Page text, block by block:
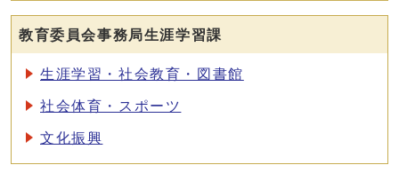
教育委員会事務局生涯学習課
生涯学習・社会教育・図書館
社会体育・スポーツ
文化振興